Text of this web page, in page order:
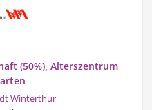
(50%), Alterszentrum
Winterthur